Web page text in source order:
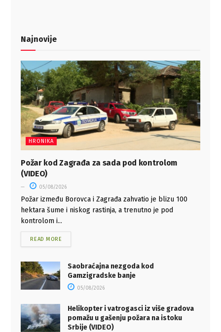
Najnovije
HRONIKA
Požar kod Zagrađa za sada pod kontrolom
(VIDEO)
05/08/2026
Požar između Borovca i Zagrađa zahvatio je blizu 100
hektara šume i niskog rastinja, a trenutno je pod
kontrolom i...
READ MORE
Saobraćajna nezgoda kod
Gamzigradske banje
05/08/2026
Helikopter i vatrogasci iz više gradova
pomažu u gašenju požara na istoku
Srbije (VIDEO)